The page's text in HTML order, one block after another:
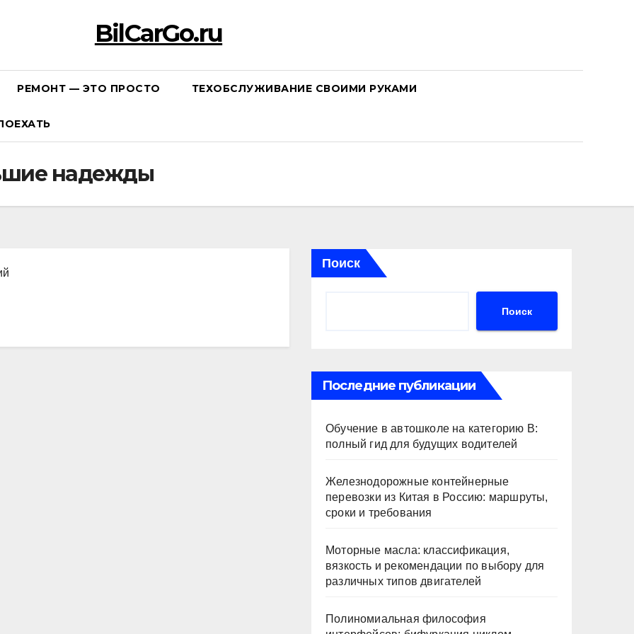
BilCarGo.ru
РЕМОНТ — ЭТО ПРОСТО ТЕХОБСЛУЖИВАНИЕ СВОИМИ РУКАМИ
надежды
Поиск
Поиск
Последние публикации
Обучение в автошколе на категорию В:
полный гид для будущих водителей
Железнодорожные контейнерные
перевозки из Китая в Россию: маршруты,
сроки и требования
Моторные масла: классификация,
вязкость и рекомендации по выбору для
различных типов двигателей
Полиномиальная философия